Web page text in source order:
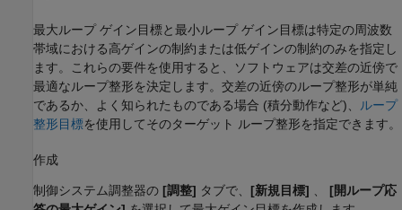
最大ループ ゲイン目標と最小ループ ゲイン目標は特定の周波数
帯域における高ゲインの制約または低ゲインの制約のみを指定し
ます。これらの要件を使用すると、ソフトウェアは交差の近傍で
最適なループ整形を決定します。交差の近傍のループ整形が単純
であるか、よく知られたものである場合 (積分動作など)、
ループ
整形目標を使用してそのターゲット ループ整形を指定できます。
作成
制御システム調整器の [調整] タブで、 [新規目標] 、 [開ループ応